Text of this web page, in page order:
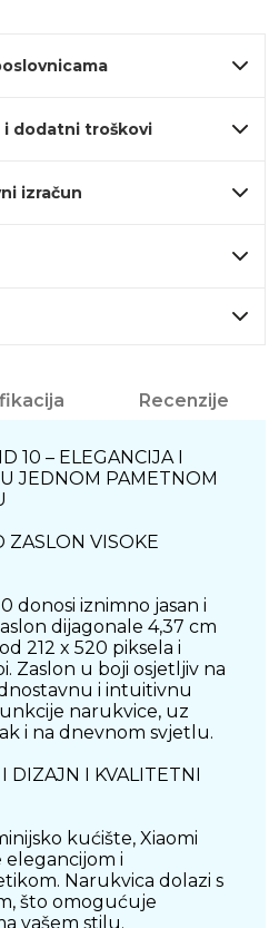
i dodatni troškovi
izračun
Recenzije
10 – ELEGANCIJA I
JEDNOM PAMETNOM
ZASLON VISOKE
donosi iznimno jasan i
dijagonale 4,37 cm
212 x 520 piksela i
Zaslon u boji osjetljiv na
i intuitivnu
narukvice, uz
i na dnevnom svjetlu.
DIZAJN I KVALITETNI
kućište, Xiaomi
elegancijom i
Narukvica dolazi s
što omogućuje
vašem stilu.